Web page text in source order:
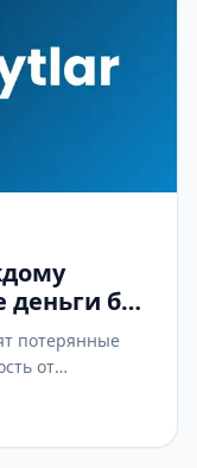
без
потерянные
от